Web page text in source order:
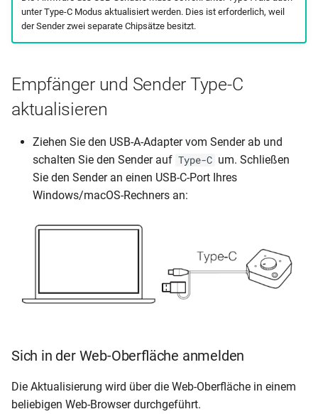
unter Type-C Modus aktualisiert werden. Dies ist erforderlich, weil
der Sender zwei separate Chipsätze besitzt.
Empfänger und Sender Type-C
aktualisieren
Ziehen Sie den USB-A-Adapter vom Sender ab und
schalten Sie den Sender auf Type-C um. Schließen
Sie den Sender an einen USB-C-Port Ihres
Windows/macOS-Rechners an:
Sich in der Web-Oberfläche anmelden
Die Aktualisierung wird über die Web-Oberfläche in einem
beliebigen Web-Browser durchgeführt.